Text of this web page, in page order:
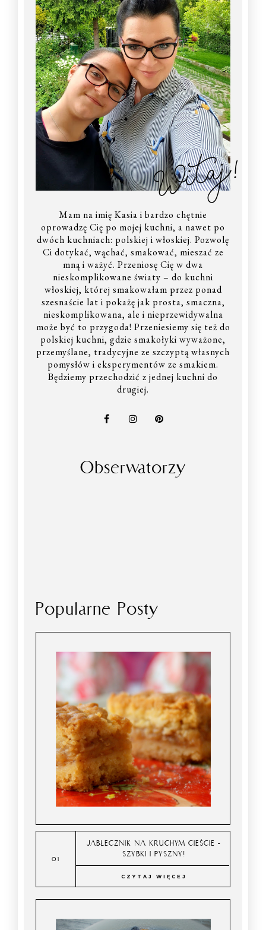
Witaj!
Mam na imię Kasia i bardzo chętnie
oprowadzę Cię po mojej kuchni, a nawet po
dwóch kuchniach: polskiej i włoskiej. Pozwolę
Ci dotykać, wąchać, smakować, mieszać ze
mną i ważyć. Przeniosę Cię w dwa
nieskomplikowane światy – do kuchni
włoskiej, której smakowałam przez ponad
szesnaście lat i pokażę jak prosta, smaczna,
nieskomplikowana, ale i nieprzewidywalna
może być to przygoda! Przeniesiemy się też do
polskiej kuchni, gdzie smakołyki wyważone,
przemyślane, tradycyjne ze szczyptą własnych
pomysłów i eksperymentów ze smakiem.
Będziemy przechodzić z jednej kuchni do
drugiej.
Obserwatorzy
Popularne Posty
JABŁECZNIK NA KRUCHYM CIEŚCIE -
SZYBKI I PYSZNY!
CZYTAJ WIĘCEJ